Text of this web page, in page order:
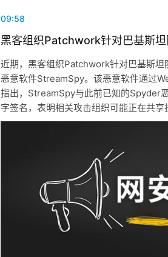
09:58
黑客组织Patchwork针对巴基斯
近期，黑客组织Patchwork针对巴基斯坦
恶意软件StreamSpy。该恶意软件通过
指出，StreamSpy与此前已知的Spyder
字签名，表明相关攻击组织可能正在共